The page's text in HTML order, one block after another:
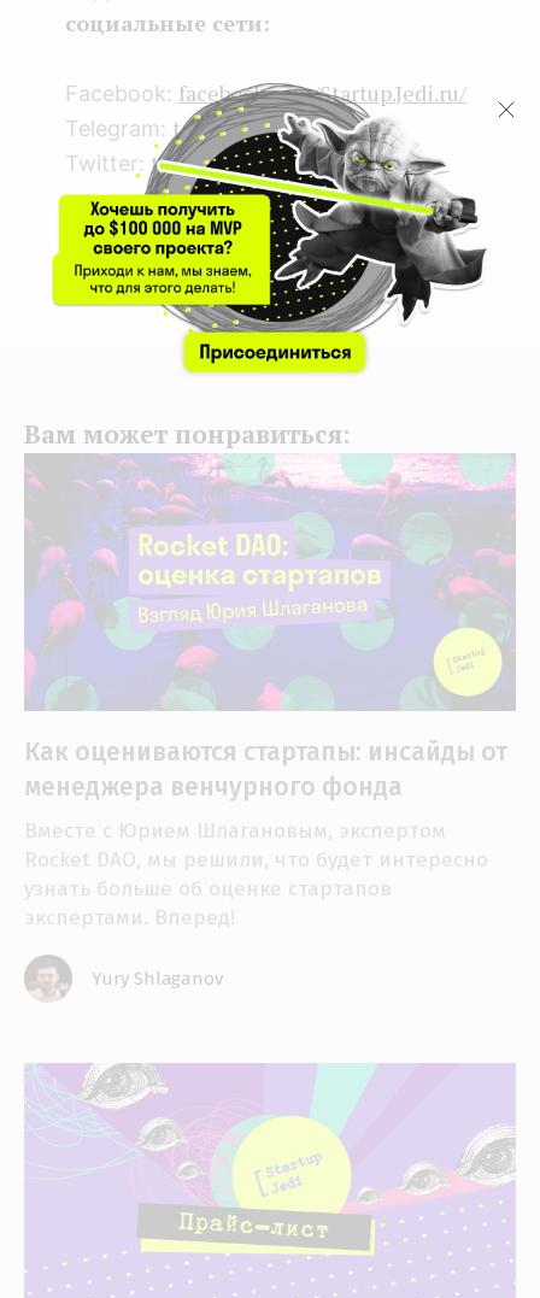
социальные сети:
Facebook: facebook.com/Startup.Jedi.ru/
Telegram: t.me/Startup_Jedi_RU
Twitter: twitter.com/startup_jedi
Комментарии
Войдите для того, чтобы оставить комментарий
Вам может понравиться:
Как оцениваются стартапы: инсайды от
менеджера венчурного фонда
Вместе с Юрием Шлагановым, экспертом
Rocket DAO, мы решили, что будет интересно
узнать больше об оценке стартапов
экспертами. Вперед!
Yury Shlaganov